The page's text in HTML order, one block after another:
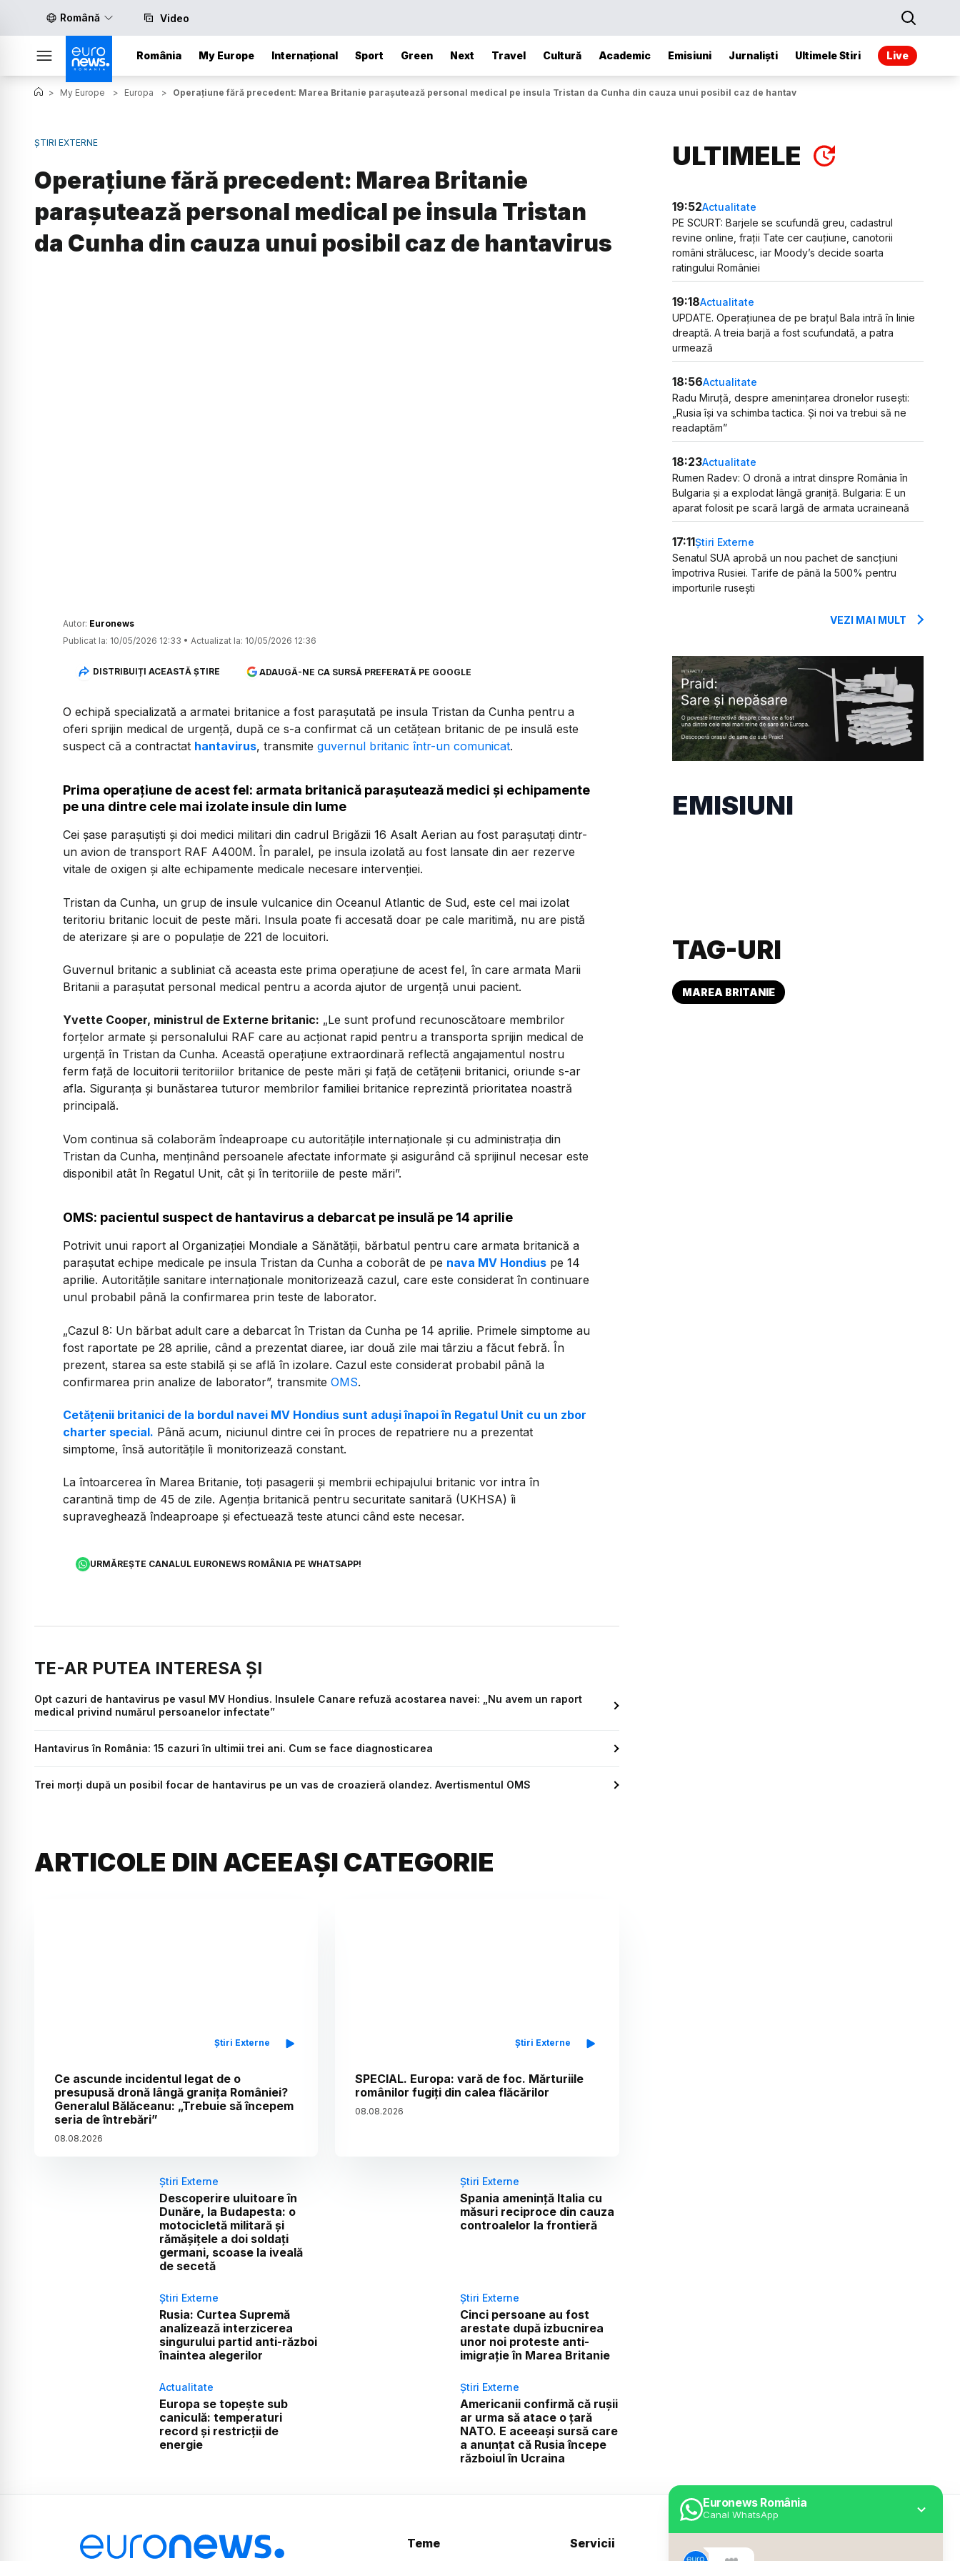
Română Video
România My Europe Internațional Sport Green Next Travel Cultură Academic Emisiuni Jurnaliști Ultimele Stiri Live
Euronews România
Canal WhatsApp
> My Europe > Europa > Operațiune fără precedent: Marea Britanie parașutează personal medical pe insula Tristan da Cunha din cauza unui posibil caz de hantavirus
ȘTIRI EXTERNE
Operațiune fără precedent: Marea Britanie
parașutează personal medical pe insula Tristan
da Cunha din cauza unui posibil caz de hantavirus
Autor: Euronews
Publicat la: 10/05/2026 12:33 • Actualizat la: 10/05/2026 12:36
DISTRIBUIȚI ACEASTĂ ȘTIRE ADAUGĂ-NE CA SURSĂ PREFERATĂ PE GOOGLE
O echipă specializată a armatei britanice a fost parașutată pe insula Tristan da Cunha pentru a
oferi sprijin medical de urgență, după ce s-a confirmat că un cetățean britanic de pe insulă este
suspect că a contractat hantavirus, transmite guvernul britanic într-un comunicat.
Prima operațiune de acest fel: armata britanică parașutează medici și echipamente
pe una dintre cele mai izolate insule din lume
Cei șase parașutiști și doi medici militari din cadrul Brigăzii 16 Asalt Aerian au fost parașutați dintr-
un avion de transport RAF A400M. În paralel, pe insula izolată au fost lansate din aer rezerve
vitale de oxigen și alte echipamente medicale necesare intervenției.
Tristan da Cunha, un grup de insule vulcanice din Oceanul Atlantic de Sud, este cel mai izolat
teritoriu britanic locuit de peste mări. Insula poate fi accesată doar pe cale maritimă, nu are pistă
de aterizare și are o populație de 221 de locuitori.
Guvernul britanic a subliniat că aceasta este prima operațiune de acest fel, în care armata Marii
Britanii a parașutat personal medical pentru a acorda ajutor de urgență unui pacient.
Yvette Cooper, ministrul de Externe britanic: „Le sunt profund recunoscătoare membrilor
forțelor armate și personalului RAF care au acționat rapid pentru a transporta sprijin medical de
urgență în Tristan da Cunha. Această operațiune extraordinară reflectă angajamentul nostru
ferm față de locuitorii teritoriilor britanice de peste mări și față de cetățenii britanici, oriunde s-ar
afla. Siguranța și bunăstarea tuturor membrilor familiei britanice reprezintă prioritatea noastră
principală.
Vom continua să colaborăm îndeaproape cu autoritățile internaționale și cu administrația din
Tristan da Cunha, menținând persoanele afectate informate și asigurând că sprijinul necesar este
disponibil atât în Regatul Unit, cât și în teritoriile de peste mări”.
OMS: pacientul suspect de hantavirus a debarcat pe insulă pe 14 aprilie
Potrivit unui raport al Organizației Mondiale a Sănătății, bărbatul pentru care armata britanică a
parașutat echipe medicale pe insula Tristan da Cunha a coborât de pe nava MV Hondius pe 14
aprilie. Autoritățile sanitare internaționale monitorizează cazul, care este considerat în continuare
unul probabil până la confirmarea prin teste de laborator.
„Cazul 8: Un bărbat adult care a debarcat în Tristan da Cunha pe 14 aprilie. Primele simptome au
fost raportate pe 28 aprilie, când a prezentat diaree, iar două zile mai târziu a făcut febră. În
prezent, starea sa este stabilă și se află în izolare. Cazul este considerat probabil până la
confirmarea prin analize de laborator”, transmite OMS.
Cetățenii britanici de la bordul navei MV Hondius sunt aduși înapoi în Regatul Unit cu un zbor
charter special. Până acum, niciunul dintre cei în proces de repatriere nu a prezentat
simptome, însă autoritățile îi monitorizează constant.
La întoarcerea în Marea Britanie, toți pasagerii și membrii echipajului britanic vor intra în
carantină timp de 45 de zile. Agenția britanică pentru securitate sanitară (UKHSA) îi
supraveghează îndeaproape și efectuează teste atunci când este necesar.
URMĂREȘTE CANALUL EURONEWS ROMÂNIA PE WHATSAPP!
TE-AR PUTEA INTERESA ȘI
Opt cazuri de hantavirus pe vasul MV Hondius. Insulele Canare refuză acostarea navei: „Nu avem un raport
medical privind numărul persoanelor infectate”
Hantavirus în România: 15 cazuri în ultimii trei ani. Cum se face diagnosticarea
Trei morți după un posibil focar de hantavirus pe un vas de croazieră olandez. Avertismentul OMS
ARTICOLE DIN ACEEAȘI CATEGORIE
Știri Externe
Ce ascunde incidentul legat de o
presupusă dronă lângă granița României?
Generalul Bălăceanu: „Trebuie să începem
seria de întrebări”
08.08.2026
Știri Externe
SPECIAL. Europa: vară de foc. Mărturiile
românilor fugiți din calea flăcărilor
08.08.2026
Știri Externe
Descoperire uluitoare în
Dunăre, la Budapesta: o
motocicletă militară și
rămășițele a doi soldați
germani, scoase la iveală
de secetă
Știri Externe
Spania amenință Italia cu
măsuri reciproce din cauza
controalelor la frontieră
Știri Externe
Rusia: Curtea Supremă
analizează interzicerea
singurului partid anti-război
înaintea alegerilor
Știri Externe
Cinci persoane au fost
arestate după izbucnirea
unor noi proteste anti-
imigrație în Marea Britanie
Actualitate
Europa se topește sub
caniculă: temperaturi
record și restricții de
energie
Știri Externe
Americanii confirmă că rușii
ar urma să atace o țară
NATO. E aceeași sursă care
a anunțat că Rusia începe
războiul în Ucraina
ULTIMELE
19:52Actualitate
PE SCURT: Barjele se scufundă greu, cadastrul
revine online, frații Tate cer cauțiune, canotorii
români strălucesc, iar Moody’s decide soarta
ratingului României
19:18Actualitate
UPDATE. Operațiunea de pe brațul Bala intră în linie
dreaptă. A treia barjă a fost scufundată, a patra
urmează
18:56Actualitate
Radu Miruță, despre amenințarea dronelor rusești:
„Rusia își va schimba tactica. Și noi va trebui să ne
readaptăm”
18:23Actualitate
Rumen Radev: O dronă a intrat dinspre România în
Bulgaria și a explodat lângă graniță. Bulgaria: E un
aparat folosit pe scară largă de armata ucraineană
17:11Știri Externe
Senatul SUA aprobă un nou pachet de sancțiuni
împotriva Rusiei. Tarife de până la 500% pentru
importurile rusești
VEZI MAI MULT
EMISIUNI
TAG-URI
MAREA BRITANIE
Teme Servicii